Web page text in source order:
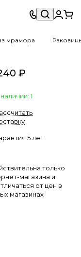
мрамора
₽
1
5 лет
только
магазина и
от цен в
магазинах